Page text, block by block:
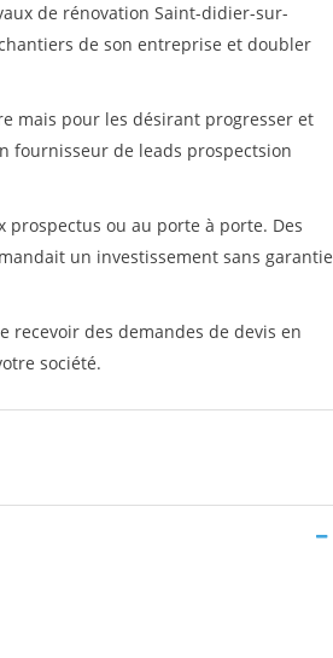
de rénovation Saint-didier-sur-
de son entreprise et doubler
mais pour les désirant progresser et
fournisseur de leads prospectsion
ou au porte à porte. Des
un investissement sans garantie
recevoir des demandes de devis en
société.